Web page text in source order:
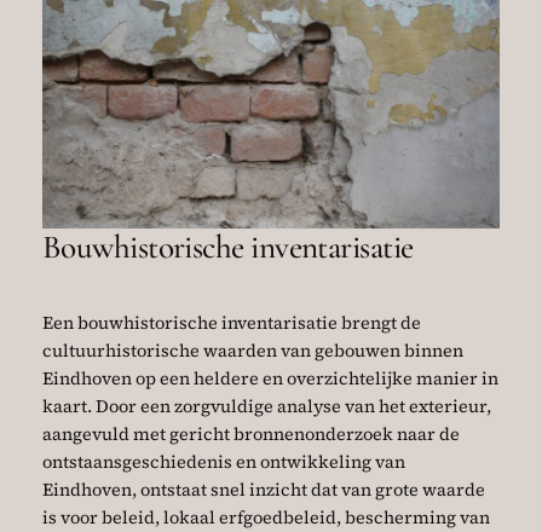
Bouwhistorische inventarisatie
Een bouwhistorische inventarisatie brengt de
cultuurhistorische waarden van gebouwen binnen
Eindhoven op een heldere en overzichtelijke manier in
kaart. Door een zorgvuldige analyse van het exterieur,
aangevuld met gericht bronnenonderzoek naar de
ontstaansgeschiedenis en ontwikkeling van
Eindhoven, ontstaat snel inzicht dat van grote waarde
is voor beleid, lokaal erfgoedbeleid, bescherming van